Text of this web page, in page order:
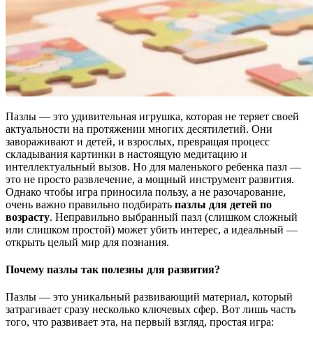
Пазлы — это удивительная игрушка, которая не теряет своей
актуальности на протяжении многих десятилетий. Они
завораживают и детей, и взрослых, превращая процесс
складывания картинки в настоящую медитацию и
интеллектуальный вызов. Но для маленького ребенка пазл —
это не просто развлечение, а мощный инструмент развития.
Однако чтобы игра приносила пользу, а не разочарование,
очень важно правильно подбирать пазлы для детей по
возрасту. Неправильно выбранный пазл (слишком сложный
или слишком простой) может убить интерес, а идеальный —
открыть целый мир для познания.
Почему пазлы так полезны для развития?
Пазлы — это уникальный развивающий материал, который
затрагивает сразу несколько ключевых сфер. Вот лишь часть
того, что развивает эта, на первый взгляд, простая игра: